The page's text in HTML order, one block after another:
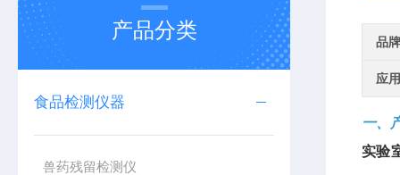
产品分类
食品检测仪器
兽药残留检测仪
品牌
应
一、
实验